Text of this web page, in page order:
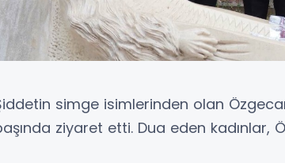
simge isimlerinden olan
ziyaret etti. Dua eden kadınlar,